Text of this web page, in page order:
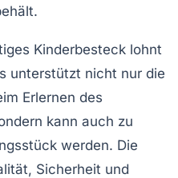
Kinderbesteck lohnt
unterstützt nicht nur die
Erlernen des
kann auch zu
werden. Die
Sicherheit und